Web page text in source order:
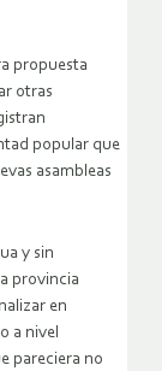
propuesta
otras
popular que
asambleas
y sin
provincia
en
a nivel
pareciera no